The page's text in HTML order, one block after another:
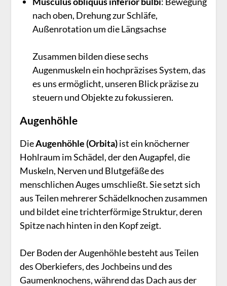
nach oben, Drehung zur Schlä­fe,
Außenrotation um die Längsachse
Zusammen bilden diese sechs
Augenmuskeln ein hochpräzises System, das
es uns ermöglicht, unseren Blick präzise zu
steuern und Objekte zu fokussieren.
Augenhöhle
DieAugenhöhle (Orbita)ist ein knöcherner
Hohlraum im Schädel, der den Augapfel, die
Muskeln, Nerven und Blutgefäße des
menschlichen Auges umschließt. Sie setzt sich
aus Teilen mehrerer Schädelknochen zusammen
und bildet eine trichterförmige Struktur, deren
Spitze nach hinten in den Kopf zeigt.
Der Boden der Augenhöhle besteht aus Teilen
des Oberkiefers, des Jochbeins und des
Gaumenknochens, während das Dach aus der